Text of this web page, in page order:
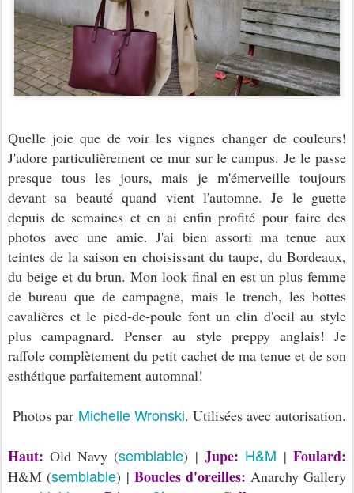
Quelle joie que de voir les vignes changer de couleurs!
J'adore particulièrement ce mur sur le campus. Je le passe
presque tous les jours, mais je m'émerveille toujours
devant sa beauté quand vient l'automne. Je le guette
depuis de semaines et en ai enfin profité pour faire des
photos avec une amie. J'ai bien assorti ma tenue aux
teintes de la saison en choisissant du taupe, du Bordeaux,
du beige et du brun. Mon look final en est un plus femme
de bureau que de campagne, mais le trench, les bottes
cavalières et le pied-de-poule font un clin d'oeil au style
plus campagnard. Penser au style preppy anglais! Je
raffole complètement du petit cachet de ma tenue et de son
esthétique parfaitement automnal!
Photos par Michelle Wronski. Utilisées avec autorisation.
Haut: Old Navy (semblable) | Jupe: H&M | Foulard:
H&M (semblable) | Boucles d'oreilles: Anarchy Gallery